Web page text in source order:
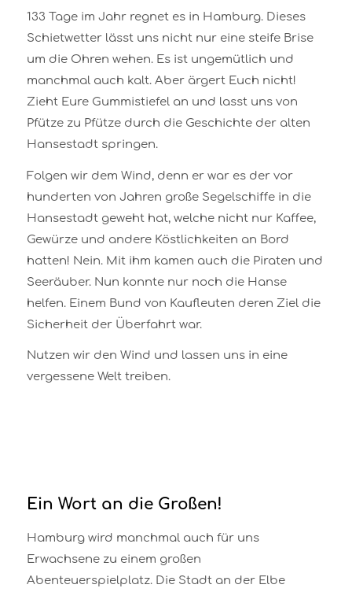
133 Tage im Jahr regnet es in Hamburg. Dieses
Schietwetter lässt uns nicht nur eine steife Brise
um die Ohren wehen. Es ist ungemütlich und
manchmal auch kalt. Aber ärgert Euch nicht!
Zieht Eure Gummistiefel an und lasst uns von
Pfütze zu Pfütze durch die Geschichte der alten
Hansestadt springen.
Folgen wir dem Wind, denn er war es der vor
hunderten von Jahren große Segelschiffe in die
Hansestadt geweht hat, welche nicht nur Kaffee,
Gewürze und andere Köstlichkeiten an Bord
hatten! Nein. Mit ihm kamen auch die Piraten und
Seeräuber. Nun konnte nur noch die Hanse
helfen. Einem Bund von Kaufleuten deren Ziel die
Sicherheit der Überfahrt war.
Nutzen wir den Wind und lassen uns in eine
vergessene Welt treiben.
Ein Wort an die Großen!
Hamburg wird manchmal auch für uns
Erwachsene zu einem großen
Abenteuerspielplatz. Die Stadt an der Elbe